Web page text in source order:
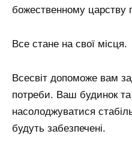
божественному царству
Все стане на свої місця.
Всесвіт допоможе вам
потреби. Ваш будинок
насолоджуватися
будуть забезпечені.